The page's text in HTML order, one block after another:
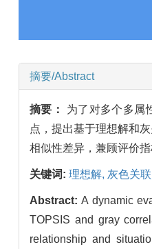
摘要/Abstract
摘要： 为了对多个多属
点，提出基于理想解和
相似性差异，兼顾评价
关键词: 理想解, 灰色关
Abstract:A dynamic
TOPSIS and gray
relationship and